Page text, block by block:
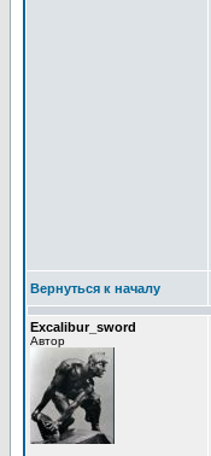
Вернуться к началу
Excalibur_sword
Автор